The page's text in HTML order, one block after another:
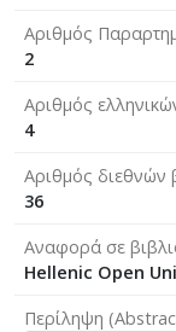
Αριθμός
2
Αριθμός
4
Αριθμός
36
Αναφορά σε
Hellenic Open
Περίληψη